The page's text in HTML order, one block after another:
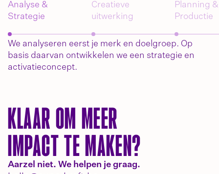
Analyse &
Strategie
Creatieve
uitwerking
Planning &
Productie
We analyseren eerst je merk en doelgroep. Op
basis daarvan ontwikkelen we een strategie en
activatieconcept.
KLAAR OM MEER
IMPACT TE MAKEN?
Aarzel niet. We helpen je graag.